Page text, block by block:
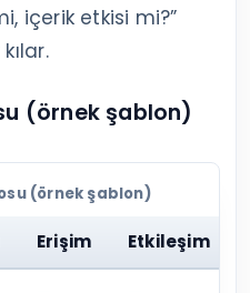
içerik etkisi mi?”
(örnek şablon)
(örnek şablon)
Erişim Etkileşim